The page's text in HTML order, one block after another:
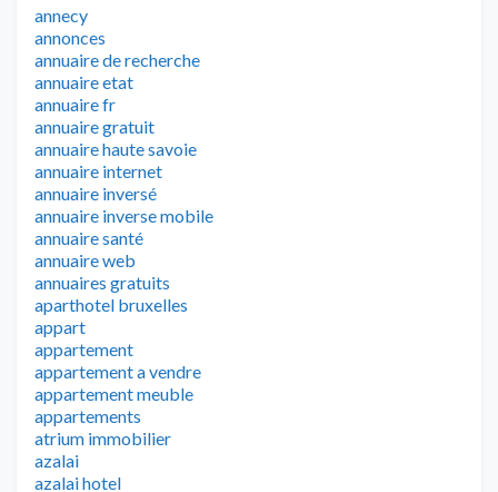
annecy
annonces
annuaire de recherche
annuaire etat
annuaire fr
annuaire gratuit
annuaire haute savoie
annuaire internet
annuaire inversé
annuaire inverse mobile
annuaire santé
annuaire web
annuaires gratuits
aparthotel bruxelles
appart
appartement
appartement a vendre
appartement meuble
appartements
atrium immobilier
azalai
azalai hotel